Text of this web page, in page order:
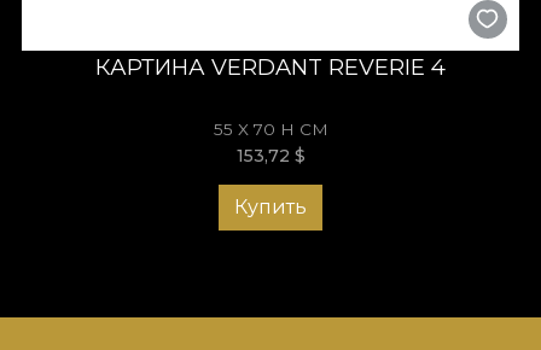
КАРТИНА VERDANT REVERIE 4
55 X 70 H СМ
153,72 $
Купить